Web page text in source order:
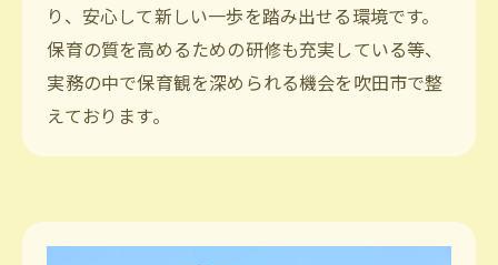
り、安心して新しい一歩を踏み出せる環境です。
保育の質を高めるための研修も充実している等、
実務の中で保育観を深められる機会を吹田市で整
えております。